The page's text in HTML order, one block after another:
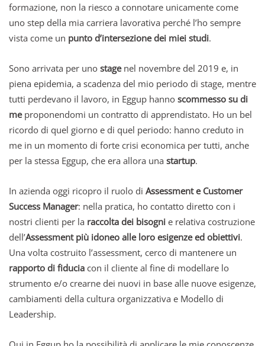
formazione, non la riesco a connotare unicamente come
uno step della mia carriera lavorativa perché l’ho sempre
vista come un punto d’intersezione dei miei studi.
Sono arrivata per uno stage nel novembre del 2019 e, in
piena epidemia, a scadenza del mio periodo di stage, mentre
tutti perdevano il lavoro, in Eggup hanno scommesso su di
meproponendomi un contratto di apprendistato. Ho un bel
ricordo di quel giorno e di quel periodo: hanno creduto in
me in un momento di forte crisi economica per tutti, anche
per la stessa Eggup, che era allora una startup.
In azienda oggi ricopro il ruolo di Assessment e Customer
Success Manager: nella pratica, ho contatto diretto con i
nostri clienti per la raccolta dei bisogni e relativa costruzione
dell’Assessment più idoneo alle loro esigenze ed obiettivi.
Una volta costruito l’assessment, cerco di mantenere un
rapporto di fiducia con il cliente al fine di modellare lo
strumento e/o crearne dei nuovi in base alle nuove esigenze,
cambiamenti della cultura organizzativa e Modello di
Leadership.